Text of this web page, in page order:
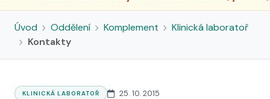
Úvod Oddělení Komplement
Klinická laboratoř
Kontakty
KLINICKÁ LABORATOŘ 25. 10. 2015